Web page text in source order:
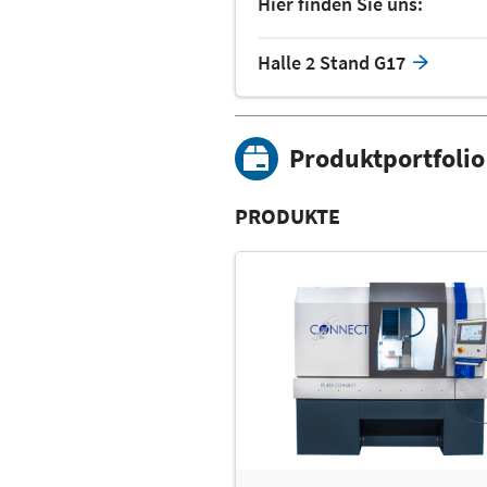
Halle 2 Stand G17
Produktportfolio
PRODUKTE